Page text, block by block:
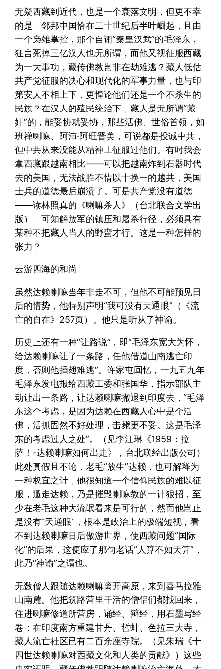
无疑西藏到近代，也是一个衰落文明，但更不幸
的是，邻邦中国恰在二十世纪后半叶崛起，且由
一个枭雄掌控，那个自诩“秦皇汉武”的毛泽东，
狂言死掉三亿汉人也无所谓，而他又视征服西藏
为一大事功，藏传佛教岂非在劫难逃？藏人低估
共产党征服的决心和现代化的军事力量，也与印
第安人不相上下，更惶论他们还是一个不杀生的
民族？在汉人的殖民统治下，藏人是无所谓“藏
奸”的，能妥协就妥协，那些活佛、世俗首领，如
班禅喇嘛、阿沛·阿旺晋美，可说都是投诚中共，
但中共从来没能从精神上征服过他们。有时我会
拿西藏跟越南相比——可以把越南炸到石器时代
去的美国，无法战胜不惜以十换一的越共，美国
士兵的道德最后崩溃了。可是共产党没有道德
——读林照真的《喇嘛杀人》（台北联合文学出
版），可知解放军的镇压和屠杀行径，必须具有
某种不把藏人当人的野蛮才行。这是一种怎样的
张力？
云游四海的和尚
虽然达赖喇嘛当年非走不可，但他不可能预见日
后的情势，他特别声明“我可没有天通眼”（《流
亡的自在》257页）。他只是听从了神谕。
历史上还有一种“让路说”，即“毛泽东宽大为怀，
给达赖喇嘛让了一条路，任他借道山南逃亡印
度，否则他插翅难逃”。许家屯回忆，一九五九年
毛泽东发电报给西藏工委和张国华，指示部队主
动让出一条路，让达赖喇嘛撤退到印度去，“毛泽
东这个考虑，是因为达赖在西藏人心中是个活
佛，活抓固然不好处理，击毙更不妥。这是毛泽
东的考虑过人之处”。（见李江琳《1959：拉
萨！-达赖喇嘛如何出走》，台北联经出版公司）
此处真假且不论，老毛“放生”达赖，也可解释为
一种权宜之计，他很知道一个信仰民族的难以征
服，逼走达赖，乃是摧毁喇嘛教的一计狠招，至
少在老毛这种大流氓看来是可行的，然而他岂止
是没有“天通眼”，根本是政治上的极端短视，看
不到达赖喇嘛日后傲游世界，使西藏问题“国际
化”的后果，这便应了那句老话“人算不如天算”，
此乃“神谕”之谓也。
无数僧人跟随达赖喇嘛离开高原，来到喜马拉雅
山南麓。他把筑路营里干活的僧侣们都找回来，
住进喇嘛修道所营房，诵经、辩经，用石墨写经
卷；在印度南方重建甘丹、哲蚌、色拉三大寺，
藏人流亡社区已有二百余座寺院。（见朱瑞《十
四世达赖喇嘛对西藏文化和人类的贡献》）这些